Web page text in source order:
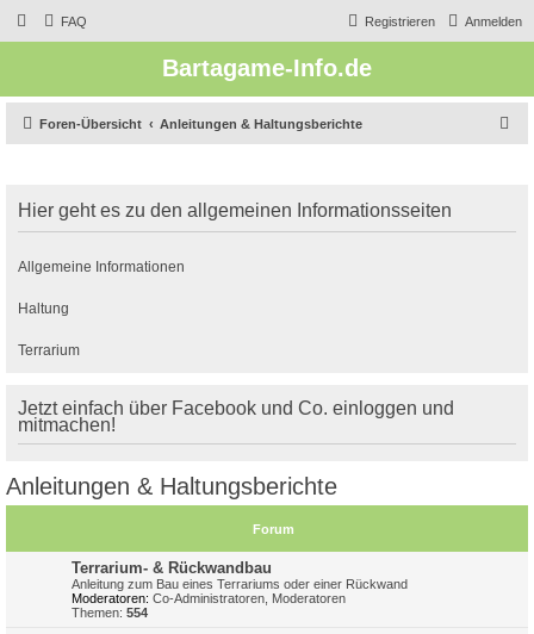
FAQ Anmelden
Registrieren
Bartagame-Info.de
Foren-Übersicht Anleitungen & Haltungsberichte
e
Hier geht es zu den allgemeinen Informationsseiten
Allgemeine Informationen
Haltung
Terrarium
Jetzt einfach über Facebook und Co. einloggen und
mitmachen!
Anleitungen & Haltungsberichte
Forum
Terrarium- & Rückwandbau
Anleitung zum Bau eines Terrariums oder einer Rückwand
Moderatoren: Co-Administratoren Moderatoren
Themen: 554